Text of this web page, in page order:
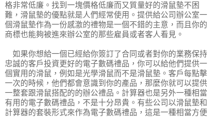
格非常低廉。找到一塊價格低廉而又質量好的滑鼠墊不困
難，滑鼠墊的優點就是人們經常使用。提供給公司辦公室一
個滑鼠墊作為一份感激的禮物是一個不錯的主意，而且你的
商標也能夠被進來辦公室的那些雇員或者客人看見。
如果你想給一個已經給你簽訂了合同或者對你的業務保持
忠誠的客戶投資更好的電子數碼禮品，你可以給他們提供一
個實用的滑鼠，例如是光學滑鼠而不是滑鼠墊。客戶每點擊
一次的時候，他們都會意識到你的產品，那麼你就可以提供
一整套跟滑鼠搭配的的辦公禮品。計算器也是另外一種相當
有用的電子數碼禮品，不是十分昂貴。有些公司以滑鼠墊和
計算器的套裝形式來作為電子數碼禮品，這是一種相當方便